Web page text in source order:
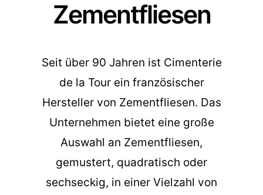
Zementfliesen
Seit über 90 Jahren ist Cimenterie
de la Tour ein französischer
Hersteller von Zementfliesen. Das
Unternehmen bietet eine große
Auswahl an Zementfliesen,
gemustert, quadratisch oder
sechseckig, in einer Vielzahl von